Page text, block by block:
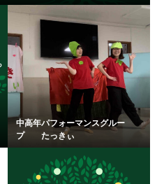
中高年パフォーマンスグルー
プ たっきぃ